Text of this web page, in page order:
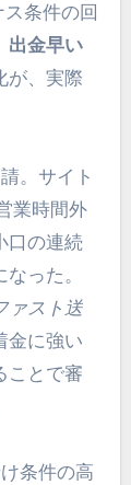
条件の回
出金早い
が、実際
。サイト
業時間外
口の連続
った。
ァスト送
金に強い
ことで審
条件の高